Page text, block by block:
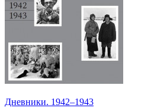
Дневники. 1942–1943